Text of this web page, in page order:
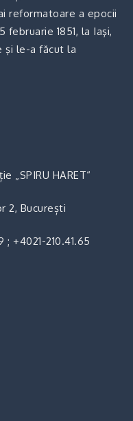
reformatoare a epocii
februarie 1851, la Iaşi,
şi le-a făcut la
„SPIRU HARET“
2, București
;+4021-210.41.65